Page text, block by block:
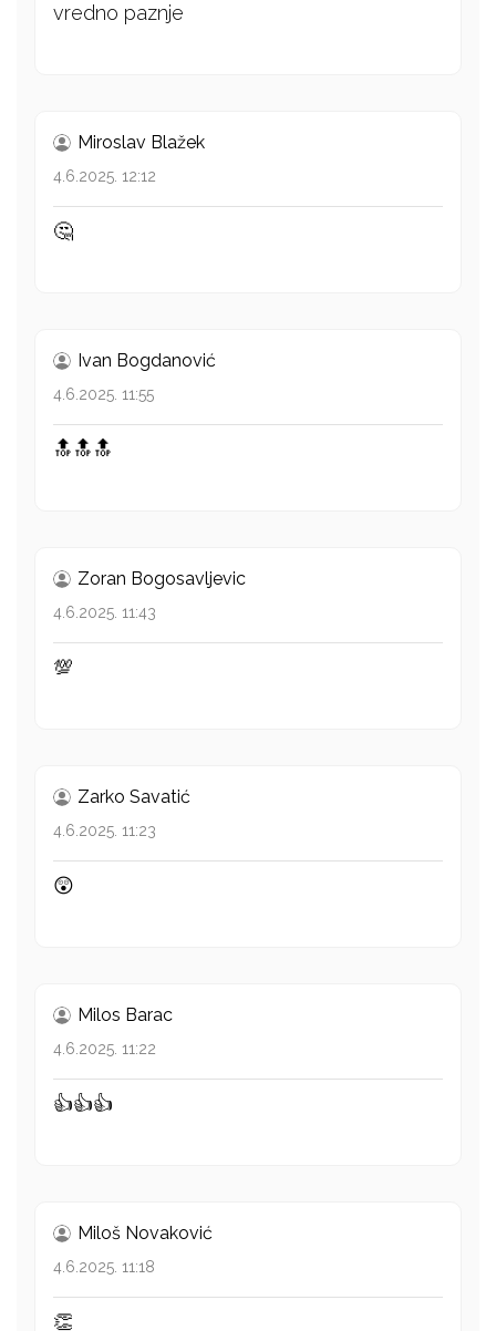
vredno paznje
Miroslav Blažek
4.6.2025. 12:12
🤔
Ivan Bogdanović
4.6.2025. 11:55
🔝🔝🔝
Zoran Bogosavljevic
4.6.2025. 11:43
💯
Zarko Savatić
4.6.2025. 11:23
😲
Milos Barac
4.6.2025. 11:22
👍👍👍
Miloš Novaković
4.6.2025. 11:18
👏